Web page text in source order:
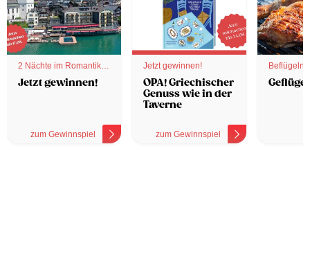
2 Nächte im Romantik
Hotel
Jetzt gewinnen!
zum Gewinnspiel
Jetzt gewinnen!
OPA! Griechischer
Genuss wie in der
Taverne
zum Gewinnspiel